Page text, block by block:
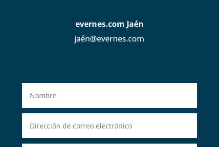
evernes.com Jaén
jaén@evernes.com